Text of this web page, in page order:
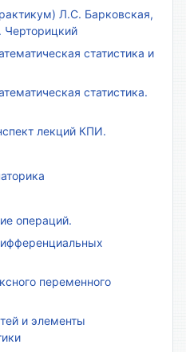
Л.С. Барковская,
статистика и
статистика.
лекций КПИ.
операций.
переменного
и элементы